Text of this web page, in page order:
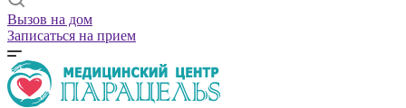
Вызов на дом
Записаться на прием